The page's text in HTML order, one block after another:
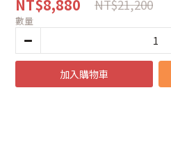
NT$8,880 NT$21,200
數量
加入購物車